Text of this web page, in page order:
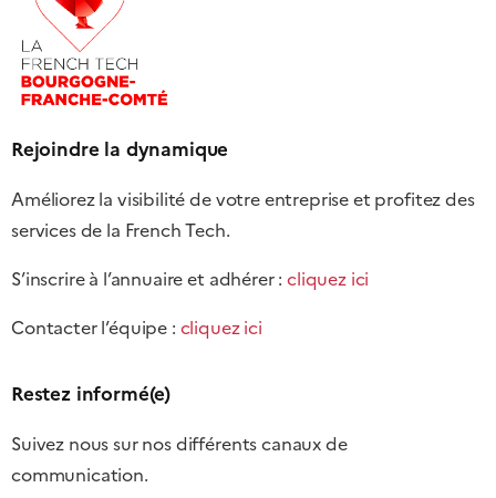
Rejoindre la dynamique
Améliorez la visibilité de votre entreprise et profitez des
services de la French Tech.
S’inscrire à l’annuaire et adhérer :cliquez ici
Contacter l’équipe : cliquez ici
Restez informé(e)
Suivez nous sur nos différents canaux de
communication.